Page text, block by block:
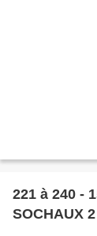
221 à 240 -
SOCHAUX